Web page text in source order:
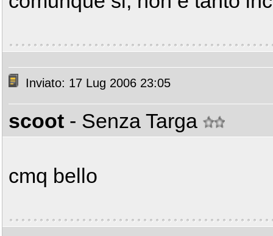
Inviato: 17 Lug 2006 23:05
scoot - Senza Targa
cmq bello